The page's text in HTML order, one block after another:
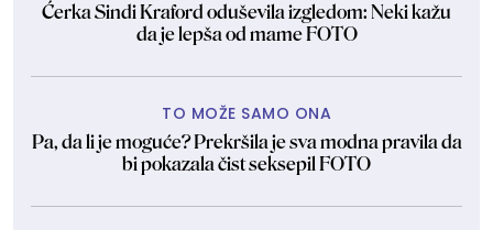
Ćerka Sindi Kraford oduševila izgledom: Neki kažu
da je lepša od mame FOTO
TO MOŽE SAMO ONA
Pa, da li je moguće? Prekršila je sva modna pravila da
bi pokazala čist seksepil FOTO